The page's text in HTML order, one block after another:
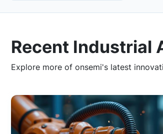
Recent Industrial
Explore more of onsemi's latest